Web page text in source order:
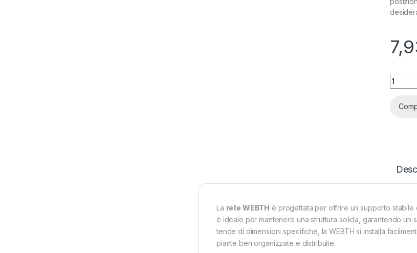
La rete WEBTH è progettata per offrire un supporto stabile
è ideale per mantenere una struttura solida, garantendo
tende di dimensioni specifiche, la WEBTH si installa
piante ben organizzate e distribuite.